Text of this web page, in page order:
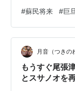
神として広く信
京都の祇園祭（
の黒石寺蘇民祭
た。↓はNHK、
とを紹介
でのみ祇園祭を
#蘇民将来 #巨
月音（つきの
もうすぐ尾張
とスサノオを